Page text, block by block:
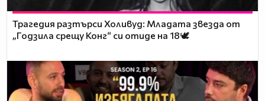
Трагедия разтърси Холивуд: Младата звезда от
„Годзила срещу Конг“ си отиде на 18🕊️